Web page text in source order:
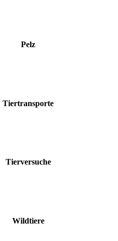
Pelz
Tiertransporte
Tierversuche
Wildtiere